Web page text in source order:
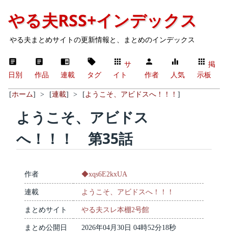
やる夫RSS+インデックス
やる夫まとめサイトの更新情報と、まとめのインデックス
日別 作品 連載 タグ
サ
イト
作者 人気
掲
示板
[ホーム] > [連載] > [ ようこそ、アビドスへ！！！ ]
ようこそ、アビドス
へ！！！ 第35話
作者 ◆xqs6E2kxUA
連載 ようこそ、アビドスへ！！！
まとめサイト やる夫スレ本棚2号館
まとめ公開日 2026年04月30日 04時52分18秒